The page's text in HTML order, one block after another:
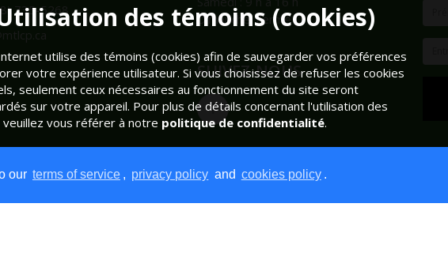
our terms of service , privacy policy and cookies policy .
735-5268
Dimanche: Fermé
SUIVEZ-NOUS
des témoins (cookies)
utilise des témoins (cookies) afin de sauvegarder vos préférences
votre expérience utilisateur. Si vous choisissez de refuser les cookies
seulement ceux nécessaires au fonctionnement du site seront
sur votre appareil. Pour plus de détails concernant l'utilisation des
veuillez vous référer à notre politique de confidentialité.
TOUS LES TÉMOINS TÉMOINS ESSENTIELS